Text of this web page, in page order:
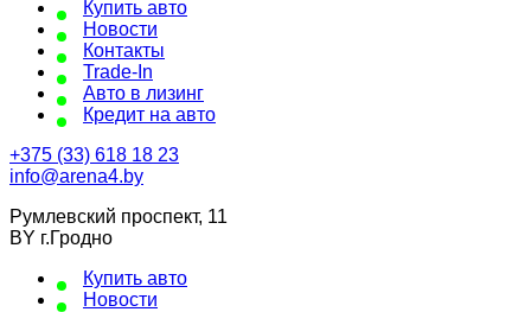
Купить авто
Новости
Контакты
Trade-In
Авто в лизинг
Кредит на авто
+375 (33) 618 18 23
info@arena4.by
Румлевский проспект, 11
BY г.Гродно
Купить авто
Новости